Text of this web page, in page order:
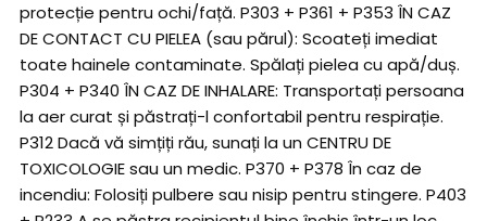
protecție pentru ochi/față. P303 + P361 + P353 ÎN CAZ
DE CONTACT CU PIELEA (sau părul): Scoateți imediat
toate hainele contaminate. Spălați pielea cu apă/duș.
P304 + P340 ÎN CAZ DE INHALARE: Transportați persoana
la aer curat și păstrați-l confortabil pentru respirație.
P312 Dacă vă simțiți rău, sunați la un CENTRU DE
TOXICOLOGIE sau un medic. P370 + P378 În caz de
incendiu: Folosiți pulbere sau nisip pentru stingere. P403